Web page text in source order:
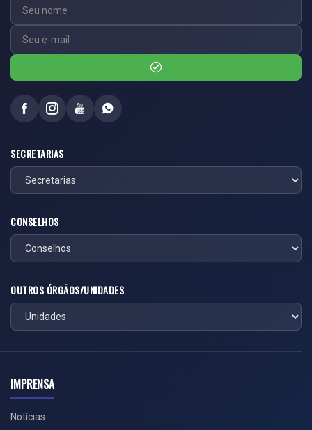
SECRETARIAS
CONSELHOS
OUTROS ÓRGÃOS/UNIDADES
IMPRENSA
Notícias